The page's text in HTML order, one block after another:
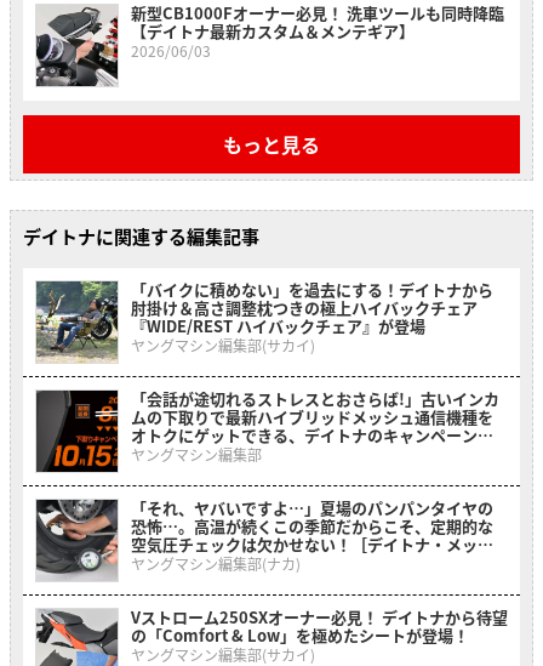
新型CB1000Fオーナー必見！ 洗車ツールも同時降臨
【デイトナ最新カスタム＆メンテギア】
2026/06/03
もっと見る
デイトナに関連する編集記事
「バイクに積めない」を過去にする！デイトナから
肘掛け＆高さ調整枕つきの極上ハイバックチェア
『WIDE/REST ハイバックチェア』が登場
ヤングマシン編集部(サカイ)
「会話が途切れるストレスとおさらば!」古いインカ
ムの下取りで最新ハイブリッドメッシュ通信機種を
オトクにゲットできる、デイトナのキャンペーンが
開催中
ヤングマシン編集部
「それ、ヤバいですよ…」夏場のパンパンタイヤの
恐怖…。高温が続くこの季節だからこそ、定期的な
空気圧チェックは欠かせない！［デイトナ・メッシ
ュホース付きエアゲージ デプスゲージ付き］
ヤングマシン編集部(ナカ)
Vストローム250SXオーナー必見！ デイトナから待望
の「Comfort & Low」を極めたシートが登場！
ヤングマシン編集部(サカイ)